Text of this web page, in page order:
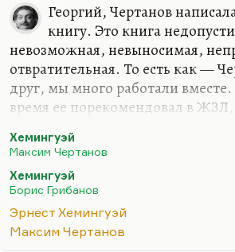
Георгий, Чертанов
книгу. Это книга
невозможная, невыносимая,
отвратительная. То есть как —
друг, мы много работали
время ее порекомендовал в
блистательных, по-моему. И
Хемингуэя блистательная. Но
писать, понимаете? Потому что
объект своего творчества. Это
деконструкция Хэмингуэя. При
быть, это вопль оскорбленной
Хемингуэй
Максим Чертанов
Хемингуэй
Борис Грибанов
Эрнест Хемингуэй
Максим Чертанов